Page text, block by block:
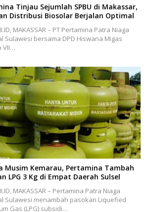
Tinjau Sejumlah SPBU di Makassar,
Distribusi Biosolar Berjalan Optimal
MAKASSAR – PT Pertamina Patra Niaga
Sulawesi bersama DPD Hiswana Migas
VII…
Musim Kemarau, Pertamina Tambah
LPG 3 Kg di Empat Daerah Sulsel
MAKASSAR – Pertamina Patra Niaga
Sulawesi menambah pasokan Liquefied
Gas (LPG) subsidi…